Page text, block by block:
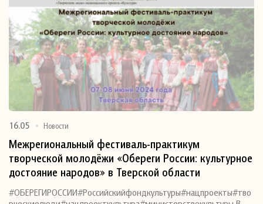
16.05 Новости
Межрегиональный фестиваль-практикум
творческой молодёжи «Обереги России: культурное
достояние народов» в Тверской области
#ОБЕРЕГИРОССИИ#Российскийфондкультуры#нацпроекты#тво